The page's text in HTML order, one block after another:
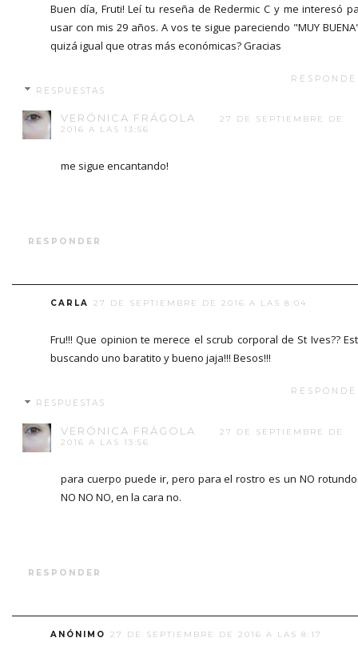
Buen día, Fruti! Leí tu reseña de Redermic C y me interesó
usar con mis 29 años. A vos te sigue pareciendo "MUY
quizá igual que otras más económicas? Gracias
RESPUESTAS
VERÓNICA FRÁGOLA
27 DE SEPTIEMBRE DE
2016 A LAS 13:56
me sigue encantando!
RESPONDER
CARLA 27 DE SEPTIEMBRE DE 2016 A LAS 8:04
Fru!!! Que opinion te merece el scrub corporal de St Ives??
buscando uno baratito y bueno jaja!!! Besos!!!
RESPUESTAS
VERÓNICA FRÁGOLA
27 DE SEPTIEMBRE DE
2016 A LAS 13:56
para cuerpo puede ir, pero para el rostro es un NO
NO NO NO, en la cara no.
RESPONDER
ANÓNIMO 27 DE SEPTIEMBRE DE 2016 A LAS 8:17